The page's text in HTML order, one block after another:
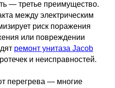
— третье преимущество.
между электрическим
риск поражения
или повреждении
ремонт унитаза Jacob
и неисправностей.
перегрева — многие